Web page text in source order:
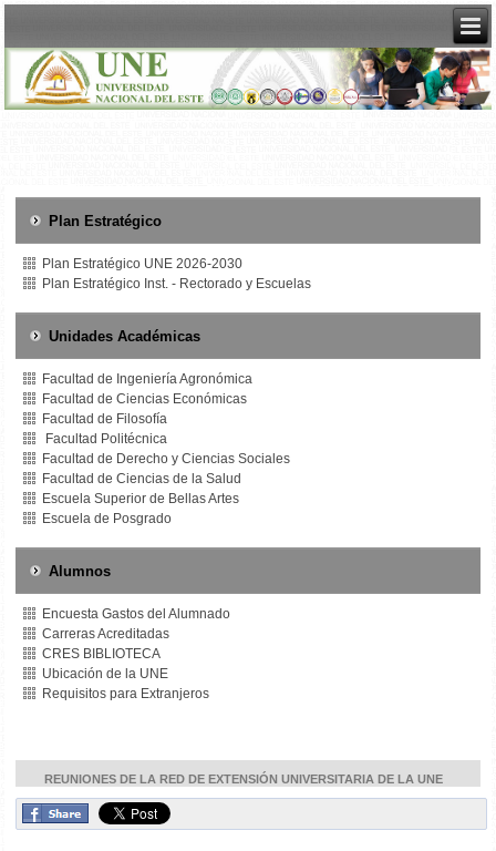
Plan Estratégico
Plan Estratégico UNE 2026-2030
Plan Estratégico Inst. - Rectorado y Escuelas
Unidades Académicas
Facultad de Ingeniería Agronómica
Facultad de Ciencias Económicas
Facultad de Filosofía
Facultad Politécnica
Facultad de Derecho y Ciencias Sociales
Facultad de Ciencias de la Salud
Escuela Superior de Bellas Artes
Escuela de Posgrado
Alumnos
Encuesta Gastos del Alumnado
Carreras Acreditadas
CRES BIBLIOTECA
Ubicación de la UNE
Requisitos para Extranjeros
REUNIONES DE LA RED DE EXTENSIÓN UNIVERSITARIA DE LA UNE